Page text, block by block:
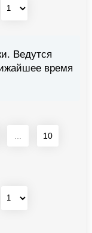
Ведутся
время
10